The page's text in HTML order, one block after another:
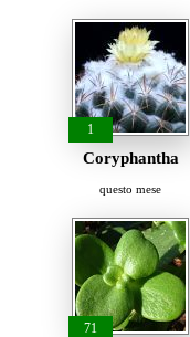
1
Coryphantha
questo mese
71